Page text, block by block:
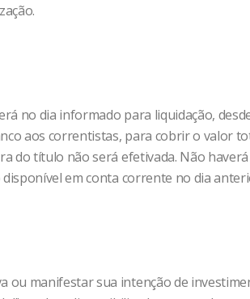
no dia informado para liquidação,
aos correntistas, para cobrir o valor
do título não será efetivada. Não
em conta corrente no dia
ou manifestar sua intenção de